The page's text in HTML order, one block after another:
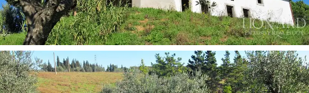
級ヴィラは、洗練された独自の環境を求める方
にとって実に理想的なロケーションです。